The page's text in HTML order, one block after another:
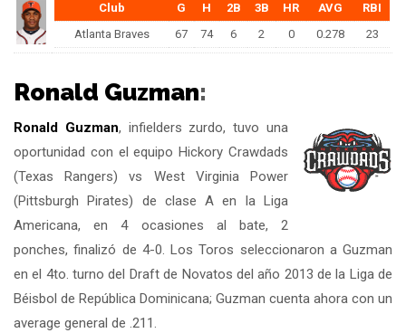
Club G H 2B 3B HR AVG
RBI
Atlanta Braves
67 74 6 2 0 0.278 23
Ronald Guzman:
Ronald Guzman, infielders zurdo, tuvo una
oportunidad con el equipo Hickory Crawdads
(Texas Rangers) vs West Virginia Power
(Pittsburgh Pirates) de clase A en la Liga
Americana, en 4 ocasiones al bate, 2
ponches, finalizó de 4-0. Los Toros seleccionaron a Guzman
en el 4to. turno del Draft de Novatos del año 2013 de la Liga de
Béisbol de República Dominicana; Guzman cuenta ahora con un
average general de .211.